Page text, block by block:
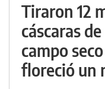
Tiraron 12
cáscaras
campo
floreció un